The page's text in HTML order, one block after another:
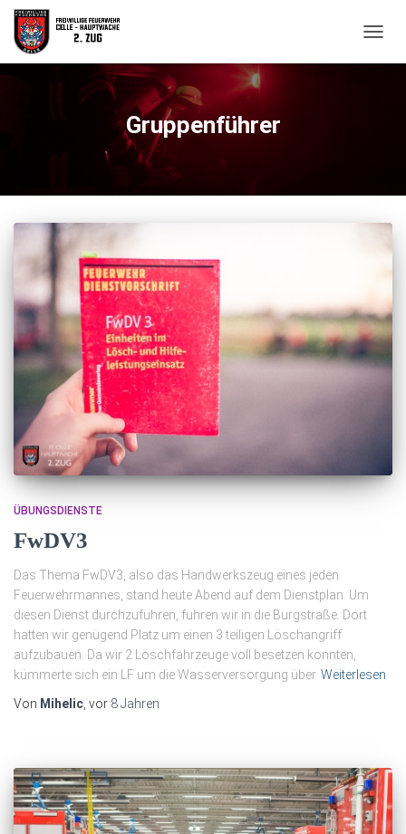
Gruppenführer
ÜBUNGSDIENSTE
FwDV3
Das Thema FwDV3, also das Handwerkszeug eines jeden
Feuerwehrmannes, stand heute Abend auf dem Dienstplan. Um
diesen Dienst durchzuführen, fuhren wir in die Burgstraße. Dort
hatten wir genügend Platz um einen 3 teiligen Löschangriff
aufzubauen. Da wir 2 Löschfahrzeuge voll besetzen konnten,
kümmerte sich ein LF um die Wasserversorgung über Weiterlesen
Von Mihelic , vor 8 Jahren